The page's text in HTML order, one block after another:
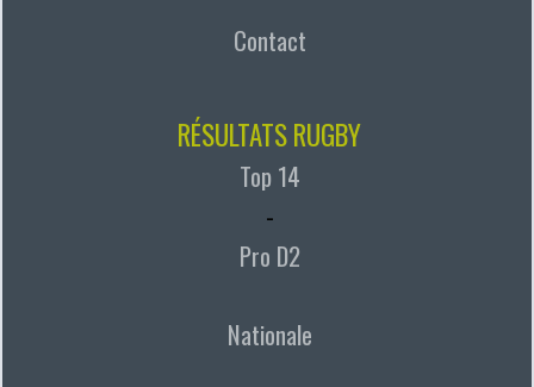
Contact
RÉSULTATS RUGBY
Top 14
-
Pro D2
Nationale